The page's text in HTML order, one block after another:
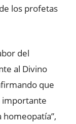
los profetas
del
al Divino
que
importante
homeopatía”,